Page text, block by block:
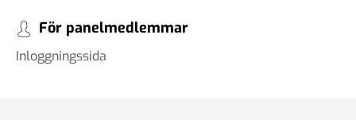
För panelmedlemmar
Inloggningssida